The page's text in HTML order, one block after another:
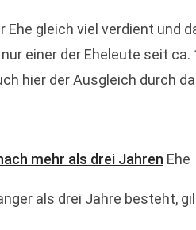
Ehe gleich viel verdient
einer der Eheleute seit
hier der Ausgleich durch
mehr als drei Jahren Ehe
als drei Jahre besteht,